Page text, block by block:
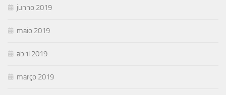
junho 2019
maio 2019
abril 2019
março 2019